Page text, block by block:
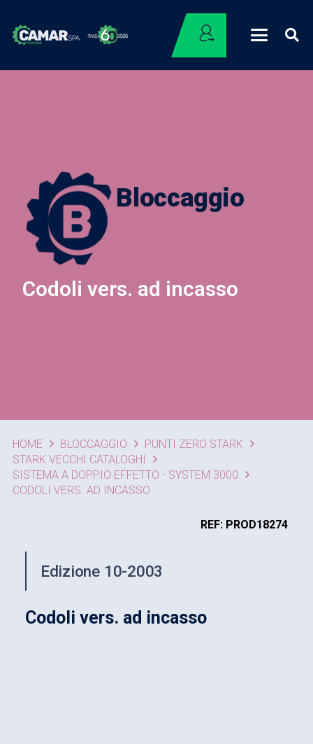
Bloccaggio
Codoli vers. ad incasso
HOME BLOCCAGGIO
PUNTI ZERO STARK
STARK VECCHI CATALOGHI
SISTEMA A DOPPIO EFFETTO - SYSTEM 3000
CODOLI VERS. AD INCASSO
Edizione 10-2003
REF: PROD18274
Codoli vers. ad incasso